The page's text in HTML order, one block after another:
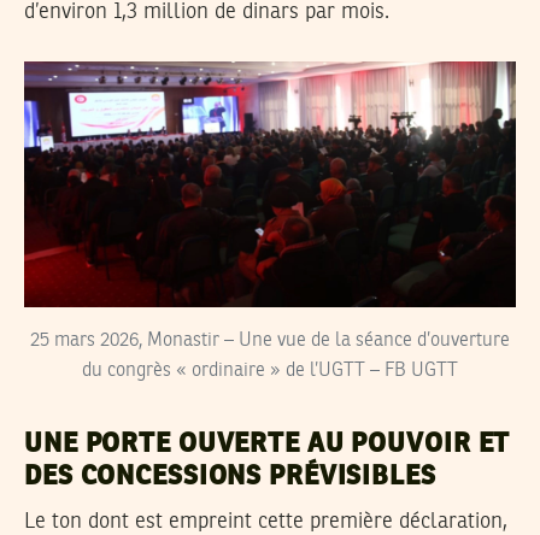
d’environ 1,3 million de dinars par mois.
25 mars 2026, Monastir – Une vue de la séance d’ouverture
du congrès « ordinaire » de l’UGTT – FB UGTT
UNE PORTE OUVERTE AU POUVOIR ET
DES CONCESSIONS PRÉVISIBLES
Le ton dont est empreint cette première déclaration,